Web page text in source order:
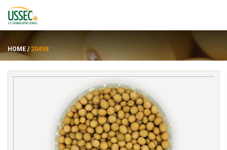
ซัพพลายเออร์
HOME / 20458